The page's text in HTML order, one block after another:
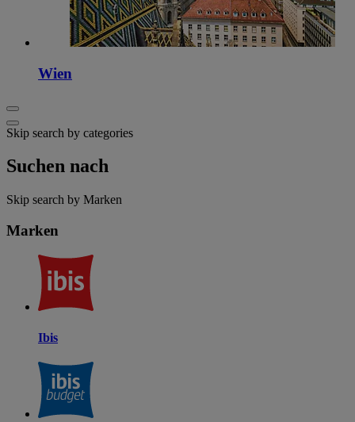
Wien
Skip search by categories
Suchen nach
Skip search by Marken
Marken
Ibis